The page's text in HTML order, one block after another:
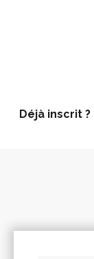
Déjà inscrit ?